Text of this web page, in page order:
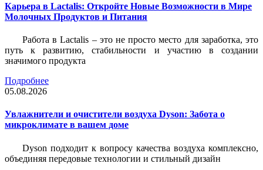
Карьера в Lactalis: Откройте Новые Возможности в Мире
Молочных Продуктов и Питания
Работа в Lactalis – это не просто место для заработка, это
путь к развитию, стабильности и участию в создании
значимого продукта
Подробнее
05.08.2026
Увлажнители и очистители воздуха Dyson: Забота о
микроклимате в вашем доме
Dyson подходит к вопросу качества воздуха комплексно,
объединяя передовые технологии и стильный дизайн